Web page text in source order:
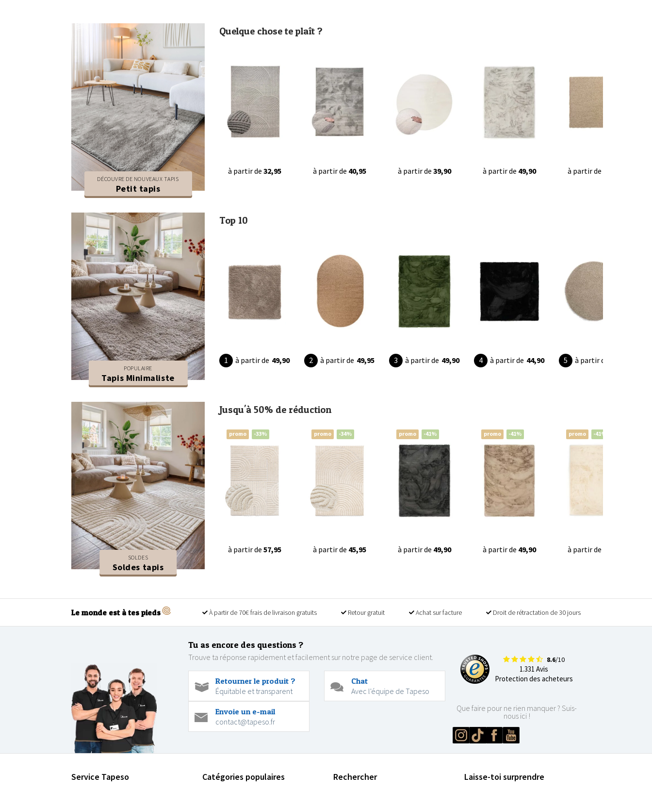
DÉCOUVRE DE NOUVEAUX TAPIS
Petit tapis
Quelque chose te plaît ?
à partir de 32,95 à partir de 40,95 à partir de 39,90 à partir de 49,90 à partir de
POPULAIRE
Tapis Minimaliste
Top 10
à partir de 49,90 à partir de 49,95 à partir de 49,90 à partir de 44,90 à partir de
SOLDES
Soldes tapis
Jusqu'à 50% de réduction
promo -33%
à partir de 57,95
promo -34%
à partir de 45,95
promo -41%
à partir de 49,90
promo -41%
à partir de 49,90
promo -41%
à partir de
Le monde est à tes pieds À partir de 70€ frais de livraison gratuits Retour gratuit Achat sur facture Droit de rétractation de 30 jours
Tu as encore des questions ?
Trouve ta réponse rapidement et facilement sur notre page de service client.
Retourner le produit ?
Équitable et transparent
Chat
Avec l'équipe de Tapeso
Envoie un e-mail
contact@tapeso.fr
8.6/10
1.331 Avis
Protection des acheteurs
Que faire pour ne rien manquer ? Suis-
nous ici !
Service Tapeso Catégories populaires Rechercher Laisse-toi surprendre